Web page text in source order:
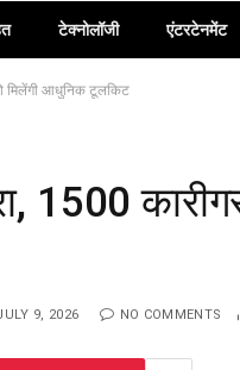
टेक्नोलॉजी एंटरटेनमेंट
मिलेंगी आधुनिक टूलकिट
1500
9, 2026 NO COMMENTS